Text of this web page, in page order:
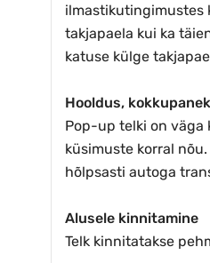
ilmastikutingimustes
takjapaela kui ka
katuse külge
Hooldus,
Pop-up telki on väga
küsimuste korral
hõlpsasti autoga
Alusele kinnitamine
Telk kinnitatakse